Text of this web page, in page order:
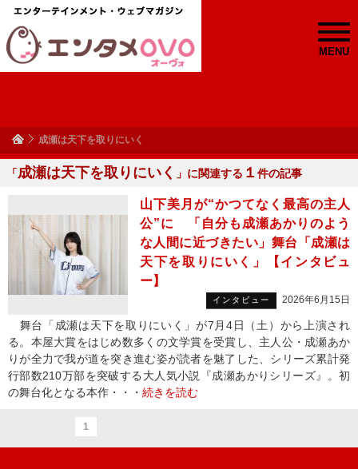
MENU
成瀬は天下を取りにいく
「成瀬は天下を取りにいく 」に関連する １ 件の記事
山下美月が“かつてなく最高の主人
公”に 「自分も成瀬あかりのよう
な人間に近づきたい」舞台「成瀬は
天下を取りにいく」【インタビュ
ー】
インタビュー 2026年6月15日
舞台「成瀬は天下を取りにいく」が7月4日（土）から上演され
る。本屋大賞をはじめ数多くの文学賞を受賞し、主人公・成瀬あか
りが全力で我が道を突き進む姿が読者を魅了した、シリーズ累計発
行部数210万部を突破する大人気小説『成瀬あかりシリーズ』。初
の舞台化となる本作・・・ 続きを読む
1